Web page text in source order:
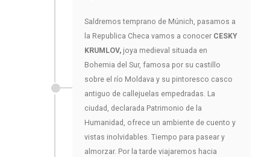
Saldremos temprano de Múnich, pasamos a
la Republica Checa vamos a conocer CESKY
KRUMLOV, joya medieval situada en
Bohemia del Sur, famosa por su castillo
sobre el río Moldava y su pintoresco casco
antiguo de callejuelas empedradas. La
ciudad, declarada Patrimonio de la
Humanidad, ofrece un ambiente de cuento y
vistas inolvidables. Tiempo para pasear y
almorzar. Por la tarde viajaremos hacia